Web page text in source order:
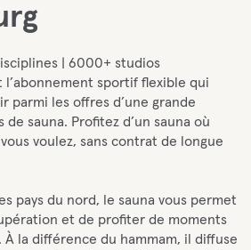
| 6000+ studios
l’abonnement sportif flexible qui
parmi les offres d’une grande
sauna. Profitez d’un sauna où
voulez, sans contrat de longue
pays du nord, le sauna vous permet
et de profiter de moments
la différence du hammam, il diffuse